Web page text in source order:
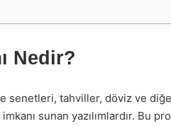
Nedir?
senetleri, tahviller, döviz ve
sunan yazılımlardır. Bu